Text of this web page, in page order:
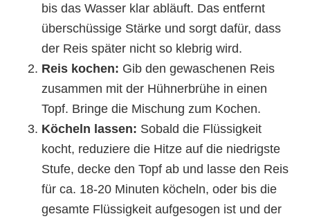
bis das Wasser klar abläuft. Das entfernt
überschüssige Stärke und sorgt dafür, dass
der Reis später nicht so klebrig wird.
Reis kochen: Gib den gewaschenen Reis
zusammen mit der Hühnerbrühe in einen
Topf. Bringe die Mischung zum Kochen.
Köcheln lassen: Sobald die Flüssigkeit
kocht, reduziere die Hitze auf die niedrigste
Stufe, decke den Topf ab und lasse den Reis
für ca. 18-20 Minuten köcheln, oder bis die
gesamte Flüssigkeit aufgesogen ist und der